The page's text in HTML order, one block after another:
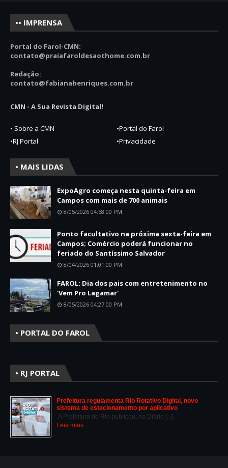
•• IMPRENSA
Portal do Farol-CMN:
contato@praiafaroldesaothome.com.br
Redação:
contato@fabianahenriques.com.br
CMN - A Sua Revista Digital!
• Sobre a CMN
•Portal do Farol
•RJ Portal
•Privacidade
• MAIS LIDAS
ExpoAgro começa nesta quinta-feira em
Campos com mais de 700 animais
8/05/2026 04:58:00 PM
Ponto facultativo na próxima sexta-feira em
Campos; Comércio poderá funcionar no
feriado do Santíssimo Salvador
8/04/2026 01:01:00 PM
FAROL: Dia dos pais com entretenimento no
'Vem Pro Lagamar'
8/05/2026 04:27:00 PM
• PORTAL DO FAROL
• RJ PORTAL
Prefeitura regulamenta Rio Rotativo Digital, novo
sistema de estacionamento por aplicativo
A Prefeitura do Rio publicou, no Diário [...]
Leia mais